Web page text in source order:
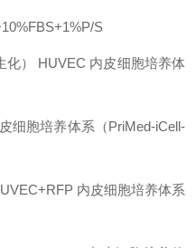
S
） HUVEC 内皮细胞培养体
细胞培养体系（PriMed-iCell-
内皮细胞培养体系